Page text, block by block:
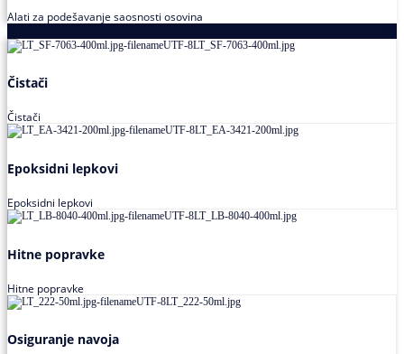
Alati za podešavanje saosnosti osovina
Čistači
Čistači
Epoksidni lepkovi
Epoksidni lepkovi
Hitne popravke
Hitne popravke
Osiguranje navoja